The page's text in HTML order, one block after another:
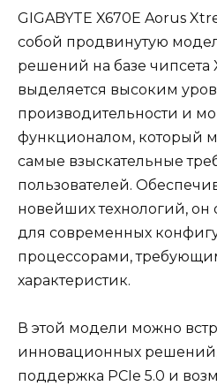
GIGABYTE X670E Aorus
собой продвинутую
решений на базе чипсета
выделяется высоким
производительности и
функционалом, который
самые взыскательные
пользователей.
новейших технологий, он
для современных
процессорами,
характеристик.
В этой модели можно
инновационных решений,
поддержка PCIe 5.0 и